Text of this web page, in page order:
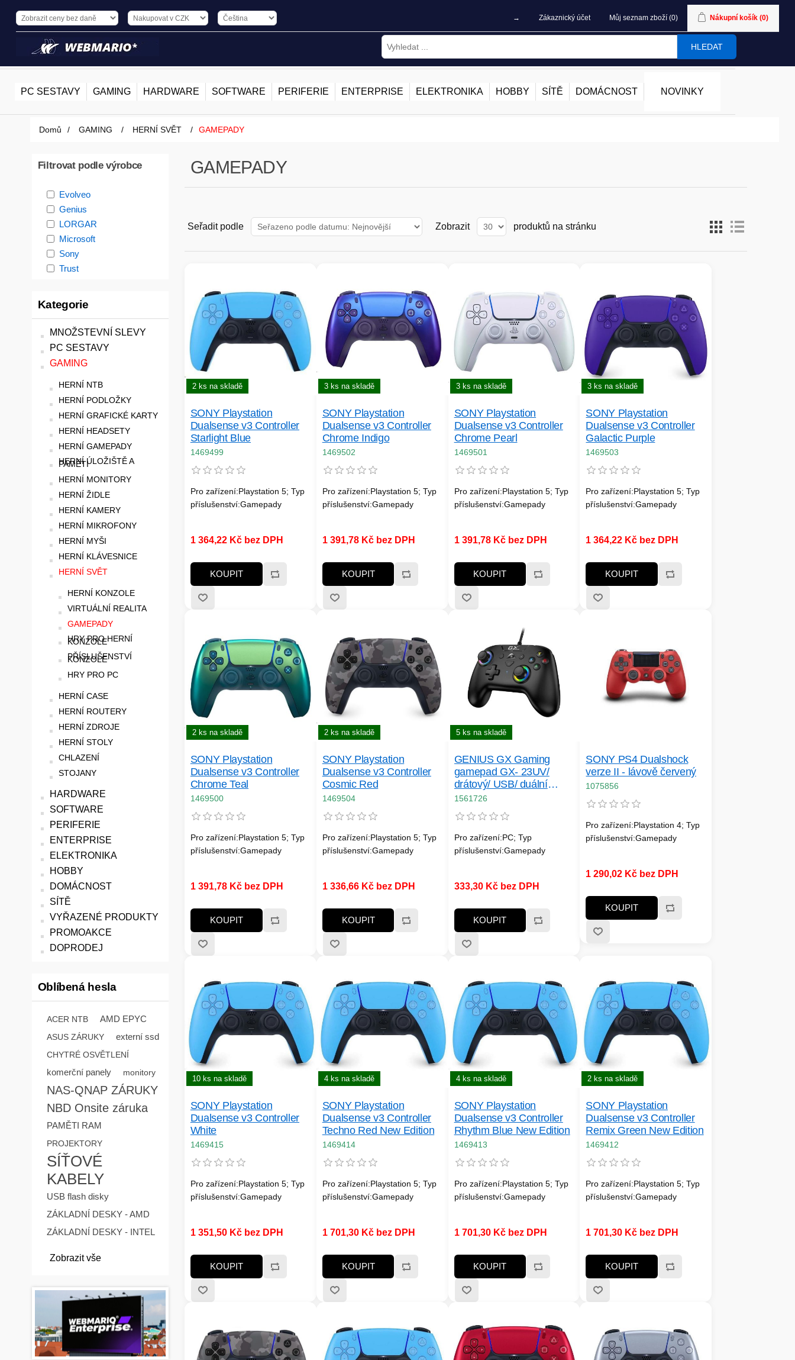
→ Zákaznický účet Můj seznam zboží (0) Nákupní košík (0)
HLEDAT
PC SESTAVY GAMING HARDWARE SOFTWARE PERIFERIE ENTERPRISE ELEKTRONIKA HOBBY SÍTĚ DOMÁCNOST NOVINKY
Domů / GAMING / HERNÍ SVĚT / GAMEPADY
Filtrovat podle výrobce
Evolveo
Genius
LORGAR
Microsoft
Sony
Trust
Kategorie
MNOŽSTEVNÍ SLEVY
PC SESTAVY
GAMING
HERNÍ NTB
HERNÍ PODLOŽKY
HERNÍ GRAFICKÉ KARTY
HERNÍ HEADSETY
HERNÍ GAMEPADY
HERNÍ ÚLOŽIŠTĚ A
PAMĚTI
HERNÍ MONITORY
HERNÍ ŽIDLE
HERNÍ KAMERY
HERNÍ MIKROFONY
HERNÍ MYŠI
HERNÍ KLÁVESNICE
HERNÍ SVĚT
HERNÍ KONZOLE
VIRTUÁLNÍ REALITA
GAMEPADY
HRY PRO HERNÍ
KONZOLE
PŘÍSLUŠENSTVÍ
KONZOLE
HRY PRO PC
HERNÍ CASE
HERNÍ ROUTERY
HERNÍ ZDROJE
HERNÍ STOLY
CHLAZENÍ
STOJANY
HARDWARE
SOFTWARE
PERIFERIE
ENTERPRISE
ELEKTRONIKA
HOBBY
DOMÁCNOST
SÍTĚ
VYŘAZENÉ PRODUKTY
PROMOAKCE
DOPRODEJ
Oblíbená hesla
ACER NTB AMD EPYC
ASUS ZÁRUKY externí ssd
CHYTRÉ OSVĚTLENÍ
komerční panely monitory
NAS-QNAP ZÁRUKY
NBD Onsite záruka
PAMĚTI RAM
PROJEKTORY
SÍŤOVÉ
KABELY
USB flash disky
ZÁKLADNÍ DESKY - AMD
ZÁKLADNÍ DESKY - INTEL
Zobrazit vše
GAMEPADY
Seřadit podle Zobrazit produktů na stránku
2 ks na skladě
SONY Playstation
Dualsense v3 Controller
Starlight Blue
1469499
Pro zařízení:Playstation 5; Typ
příslušenství:Gamepady
1 364,22 Kč bez DPH
KOUPIT
3 ks na skladě
SONY Playstation
Dualsense v3 Controller
Chrome Indigo
1469502
Pro zařízení:Playstation 5; Typ
příslušenství:Gamepady
1 391,78 Kč bez DPH
KOUPIT
3 ks na skladě
SONY Playstation
Dualsense v3 Controller
Chrome Pearl
1469501
Pro zařízení:Playstation 5; Typ
příslušenství:Gamepady
1 391,78 Kč bez DPH
KOUPIT
3 ks na skladě
SONY Playstation
Dualsense v3 Controller
Galactic Purple
1469503
Pro zařízení:Playstation 5; Typ
příslušenství:Gamepady
1 364,22 Kč bez DPH
KOUPIT
2 ks na skladě
SONY Playstation
Dualsense v3 Controller
Chrome Teal
1469500
Pro zařízení:Playstation 5; Typ
příslušenství:Gamepady
1 391,78 Kč bez DPH
KOUPIT
2 ks na skladě
SONY Playstation
Dualsense v3 Controller
Cosmic Red
1469504
Pro zařízení:Playstation 5; Typ
příslušenství:Gamepady
1 336,66 Kč bez DPH
KOUPIT
5 ks na skladě
GENIUS GX Gaming
gamepad GX- 23UV/
drátový/ USB/ duální
vibrace/ pro PC, PS3,
Android
1561726
Pro zařízení:PC; Typ
příslušenství:Gamepady
333,30 Kč bez DPH
KOUPIT
SONY PS4 Dualshock
verze II - lávově červený
1075856
Pro zařízení:Playstation 4; Typ
příslušenství:Gamepady
1 290,02 Kč bez DPH
KOUPIT
10 ks na skladě
SONY Playstation
Dualsense v3 Controller
White
1469415
Pro zařízení:Playstation 5; Typ
příslušenství:Gamepady
1 351,50 Kč bez DPH
KOUPIT
4 ks na skladě
SONY Playstation
Dualsense v3 Controller
Techno Red New Edition
1469414
Pro zařízení:Playstation 5; Typ
příslušenství:Gamepady
1 701,30 Kč bez DPH
KOUPIT
4 ks na skladě
SONY Playstation
Dualsense v3 Controller
Rhythm Blue New Edition
1469413
Pro zařízení:Playstation 5; Typ
příslušenství:Gamepady
1 701,30 Kč bez DPH
KOUPIT
2 ks na skladě
SONY Playstation
Dualsense v3 Controller
Remix Green New Edition
1469412
Pro zařízení:Playstation 5; Typ
příslušenství:Gamepady
1 701,30 Kč bez DPH
KOUPIT